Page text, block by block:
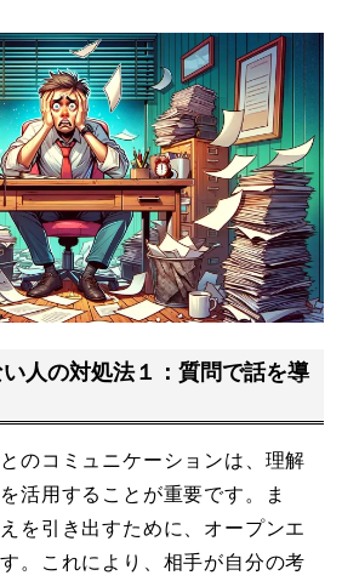
い人の対処法１：質問で話を導
のコミュニケーションは、理解
活用することが重要です。ま
を引き出すために、オープンエ
。これにより、相手が自分の考